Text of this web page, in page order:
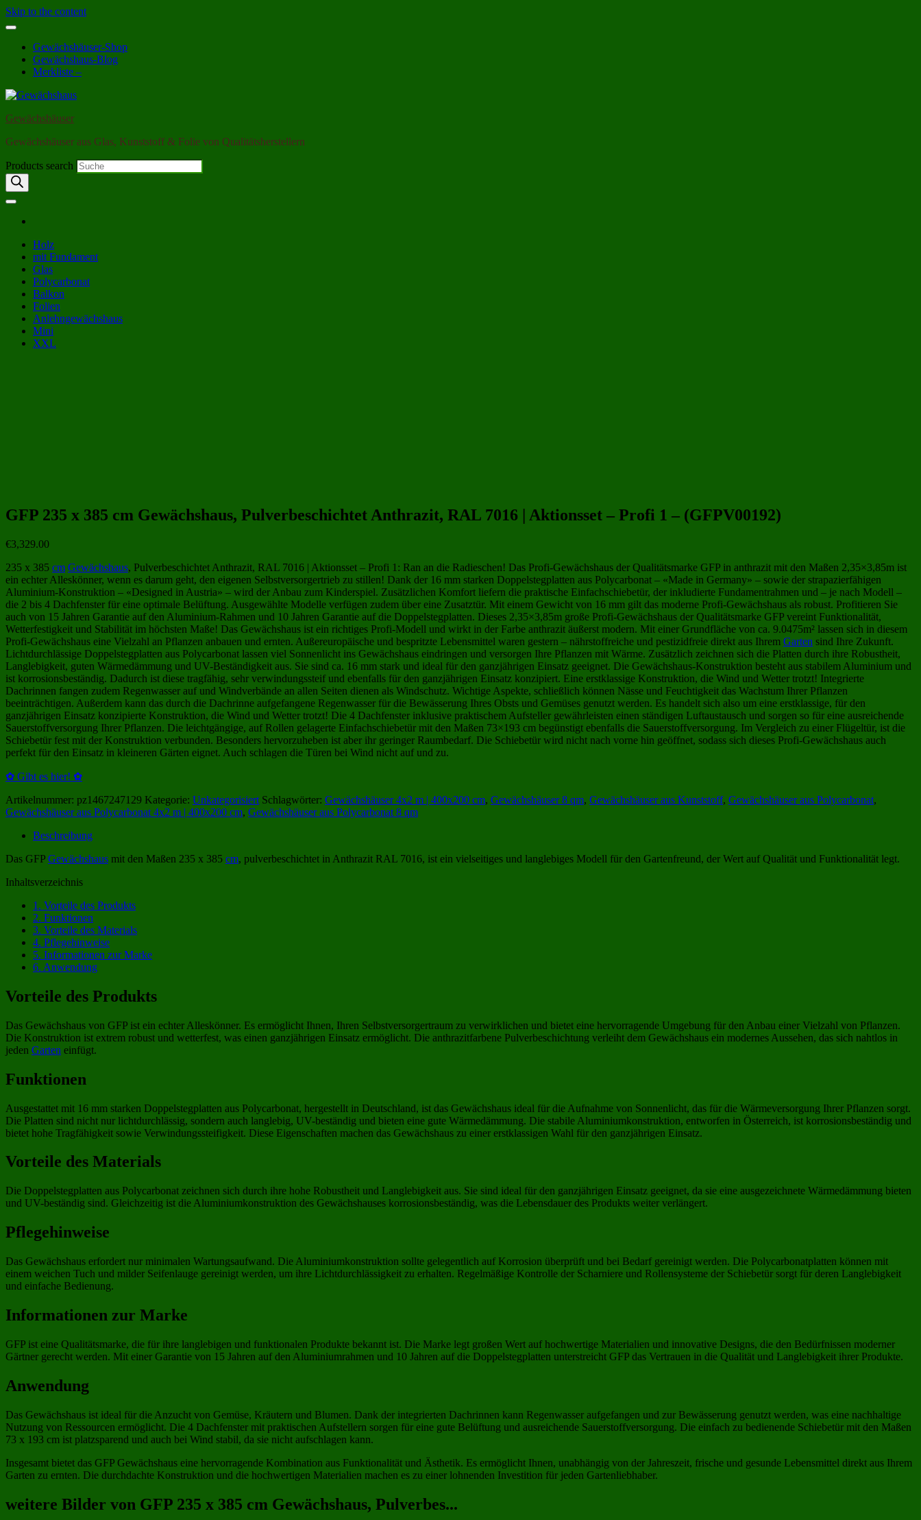
Skip to the content
Gewächshäuser-Shop
Gewächshaus-Blog
Merkliste –
Gewächshäuser
Gewächshäuser aus Glas, Kunststoff & Folie von Qualitätsherstellern
Products search
Holz
mit Fundament
Glas
Polycarbonat
Balkon
Folien
Anlehngewächshaus
Mini
XXL
GFP 235 x 385 cm Gewächshaus, Pulverbeschichtet Anthrazit, RAL 7016 | Aktionsset – Profi 1 – (GFPV00192)
€3,329.00
235 x 385 cm Gewächshaus, Pulverbeschichtet Anthrazit, RAL 7016 | Aktionsset – Profi 1: Ran an die Radieschen! Das Profi-Gewächshaus der Qualitätsmarke GFP in anthrazit mit den Maßen 2,35×3,85m ist
ein echter Alleskönner, wenn es darum geht, den eigenen Selbstversorgertrieb zu stillen! Dank der 16 mm starken Doppelstegplatten aus Polycarbonat – «Made in Germany» – sowie der strapazierfähigen
Aluminium-Konstruktion – «Designed in Austria» – wird der Anbau zum Kinderspiel. Zusätzlichen Komfort liefern die praktische Einfachschiebetür, der inkludierte Fundamentrahmen und – je nach Modell –
die 2 bis 4 Dachfenster für eine optimale Belüftung. Ausgewählte Modelle verfügen zudem über eine Zusatztür. Mit einem Gewicht von 16 mm gilt das moderne Profi-Gewächshaus als robust. Profitieren Sie
auch von 15 Jahren Garantie auf den Aluminium-Rahmen und 10 Jahren Garantie auf die Doppelstegplatten. Dieses 2,35×3,85m große Profi-Gewächshaus der Qualitätsmarke GFP vereint Funktionalität,
Wetterfestigkeit und Stabilität im höchsten Maße! Das Gewächshaus ist ein richtiges Profi-Modell und wirkt in der Farbe anthrazit äußerst modern. Mit einer Grundfläche von ca. 9.0475m² lassen sich in diesem
Profi-Gewächshaus eine Vielzahl an Pflanzen anbauen und ernten. Außereuropäische und bespritzte Lebensmittel waren gestern – nährstoffreiche und pestizidfreie direkt aus Ihrem Garten sind Ihre Zukunft.
Lichtdurchlässige Doppelstegplatten aus Polycarbonat lassen viel Sonnenlicht ins Gewächshaus eindringen und versorgen Ihre Pflanzen mit Wärme. Zusätzlich zeichnen sich die Platten durch ihre Robustheit,
Langlebigkeit, guten Wärmedämmung und UV-Beständigkeit aus. Sie sind ca. 16 mm stark und ideal für den ganzjährigen Einsatz geeignet. Die Gewächshaus-Konstruktion besteht aus stabilem Aluminium und
ist korrosionsbeständig. Dadurch ist diese tragfähig, sehr verwindungssteif und ebenfalls für den ganzjährigen Einsatz konzipiert. Eine erstklassige Konstruktion, die Wind und Wetter trotzt! Integrierte
Dachrinnen fangen zudem Regenwasser auf und Windverbände an allen Seiten dienen als Windschutz. Wichtige Aspekte, schließlich können Nässe und Feuchtigkeit das Wachstum Ihrer Pflanzen
beeinträchtigen. Außerdem kann das durch die Dachrinne aufgefangene Regenwasser für die Bewässerung Ihres Obsts und Gemüses genutzt werden. Es handelt sich also um eine erstklassige, für den
ganzjährigen Einsatz konzipierte Konstruktion, die Wind und Wetter trotzt! Die 4 Dachfenster inklusive praktischem Aufsteller gewährleisten einen ständigen Luftaustausch und sorgen so für eine ausreichende
Sauerstoffversorgung Ihrer Pflanzen. Die leichtgängige, auf Rollen gelagerte Einfachschiebetür mit den Maßen 73×193 cm begünstigt ebenfalls die Sauerstoffversorgung. Im Vergleich zu einer Flügeltür, ist die
Schiebetür fest mit der Konstruktion verbunden. Besonders hervorzuheben ist aber ihr geringer Raumbedarf. Die Schiebetür wird nicht nach vorne hin geöffnet, sodass sich dieses Profi-Gewächshaus auch
perfekt für den Einsatz in kleineren Gärten eignet. Auch schlagen die Türen bei Wind nicht auf und zu.
✿ Gibt es hier! ✿
Artikelnummer: pz1467247129 Kategorie: Unkategorisiert Schlagwörter: Gewächshäuser 4x2 m | 400x200 cm, Gewächshäuser 8 qm, Gewächshäuser aus Kunststoff, Gewächshäuser aus Polycarbonat,
Gewächshäuser aus Polycarbonat 4x2 m | 400x200 cm, Gewächshäuser aus Polycarbonat 8 qm
Beschreibung
Das GFP Gewächshaus mit den Maßen 235 x 385 cm, pulverbeschichtet in Anthrazit RAL 7016, ist ein vielseitiges und langlebiges Modell für den Gartenfreund, der Wert auf Qualität und Funktionalität legt.
Inhaltsverzeichnis
1. Vorteile des Produkts
2. Funktionen
3. Vorteile des Materials
4. Pflegehinweise
5. Informationen zur Marke
6. Anwendung
Vorteile des Produkts
Das Gewächshaus von GFP ist ein echter Alleskönner. Es ermöglicht Ihnen, Ihren Selbstversorgertraum zu verwirklichen und bietet eine hervorragende Umgebung für den Anbau einer Vielzahl von Pflanzen.
Die Konstruktion ist extrem robust und wetterfest, was einen ganzjährigen Einsatz ermöglicht. Die anthrazitfarbene Pulverbeschichtung verleiht dem Gewächshaus ein modernes Aussehen, das sich nahtlos in
jeden Garten einfügt.
Funktionen
Ausgestattet mit 16 mm starken Doppelstegplatten aus Polycarbonat, hergestellt in Deutschland, ist das Gewächshaus ideal für die Aufnahme von Sonnenlicht, das für die Wärmeversorgung Ihrer Pflanzen sorgt.
Die Platten sind nicht nur lichtdurchlässig, sondern auch langlebig, UV-beständig und bieten eine gute Wärmedämmung. Die stabile Aluminiumkonstruktion, entworfen in Österreich, ist korrosionsbeständig und
bietet hohe Tragfähigkeit sowie Verwindungssteifigkeit. Diese Eigenschaften machen das Gewächshaus zu einer erstklassigen Wahl für den ganzjährigen Einsatz.
Vorteile des Materials
Die Doppelstegplatten aus Polycarbonat zeichnen sich durch ihre hohe Robustheit und Langlebigkeit aus. Sie sind ideal für den ganzjährigen Einsatz geeignet, da sie eine ausgezeichnete Wärmedämmung bieten
und UV-beständig sind. Gleichzeitig ist die Aluminiumkonstruktion des Gewächshauses korrosionsbeständig, was die Lebensdauer des Produkts weiter verlängert.
Pflegehinweise
Das Gewächshaus erfordert nur minimalen Wartungsaufwand. Die Aluminiumkonstruktion sollte gelegentlich auf Korrosion überprüft und bei Bedarf gereinigt werden. Die Polycarbonatplatten können mit
einem weichen Tuch und milder Seifenlauge gereinigt werden, um ihre Lichtdurchlässigkeit zu erhalten. Regelmäßige Kontrolle der Scharniere und Rollensysteme der Schiebetür sorgt für deren Langlebigkeit
und einfache Bedienung.
Informationen zur Marke
GFP ist eine Qualitätsmarke, die für ihre langlebigen und funktionalen Produkte bekannt ist. Die Marke legt großen Wert auf hochwertige Materialien und innovative Designs, die den Bedürfnissen moderner
Gärtner gerecht werden. Mit einer Garantie von 15 Jahren auf den Aluminiumrahmen und 10 Jahren auf die Doppelstegplatten unterstreicht GFP das Vertrauen in die Qualität und Langlebigkeit ihrer Produkte.
Anwendung
Das Gewächshaus ist ideal für die Anzucht von Gemüse, Kräutern und Blumen. Dank der integrierten Dachrinnen kann Regenwasser aufgefangen und zur Bewässerung genutzt werden, was eine nachhaltige
Nutzung von Ressourcen ermöglicht. Die 4 Dachfenster mit praktischen Aufstellern sorgen für eine gute Belüftung und ausreichende Sauerstoffversorgung. Die einfach zu bedienende Schiebetür mit den Maßen
73 x 193 cm ist platzsparend und auch bei Wind stabil, da sie nicht aufschlagen kann.
Insgesamt bietet das GFP Gewächshaus eine hervorragende Kombination aus Funktionalität und Ästhetik. Es ermöglicht Ihnen, unabhängig von der Jahreszeit, frische und gesunde Lebensmittel direkt aus Ihrem
Garten zu ernten. Die durchdachte Konstruktion und die hochwertigen Materialien machen es zu einer lohnenden Investition für jeden Gartenliebhaber.
weitere Bilder von GFP 235 x 385 cm Gewächshaus, Pulverbes...